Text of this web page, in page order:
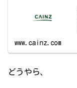
www.cainz.com
どうやら、